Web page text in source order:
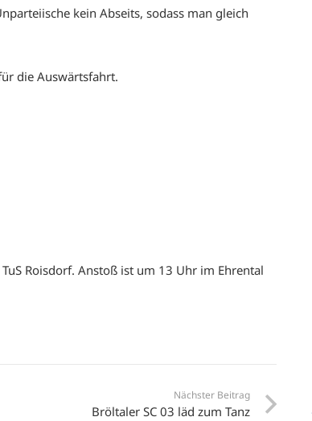
kein Abseits, sodass man gleich
die Auswärtsfahrt.
Roisdorf. Anstoß ist um 13 Uhr im Ehrental
Nächster Beitrag
Bröltaler SC 03 läd zum Tanz